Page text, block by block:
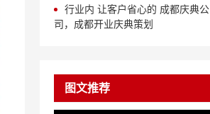
行业内 让客户省心的 成都庆典公
司，成都开业庆典策划
图文推荐